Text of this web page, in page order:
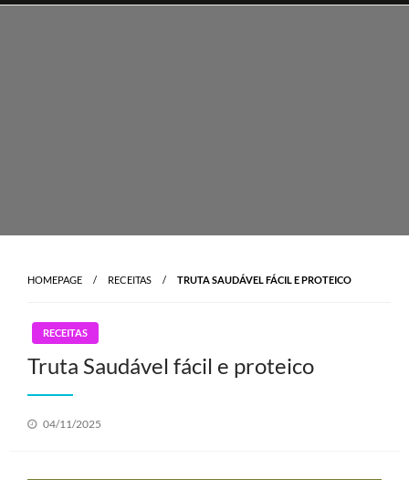
Skip
HOMEPAGE RECEITAS TRUTA SAUDÁVEL FÁCIL E PROTEICO
RECEITAS
Truta Saudável fácil e proteico
Posted
04/11/2025